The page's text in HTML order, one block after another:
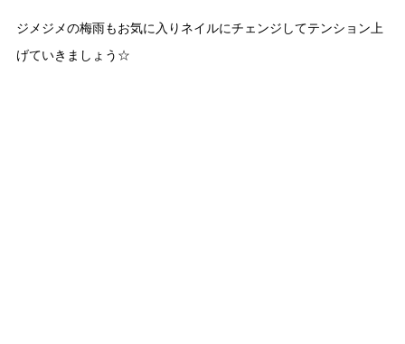
ジメジメの梅雨もお気に入りネイルにチェンジしてテンション上
げていきましょう☆